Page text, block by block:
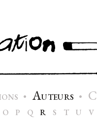
• AUTEURS • C
O P Q R S T U V